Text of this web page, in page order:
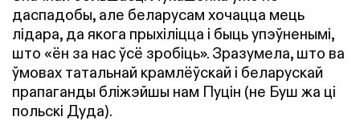
даспадобы, але беларусам хочацца мець
лідара, да якога прыхіліцца і быць упэўненымі,
што «ён за нас ўсё зробіць». Зразумела, што ва
ўмовах татальнай крамлёўскай і беларускай
прапаганды бліжэйшы нам Пуцін (не Буш жа ці
польскі Дуда).